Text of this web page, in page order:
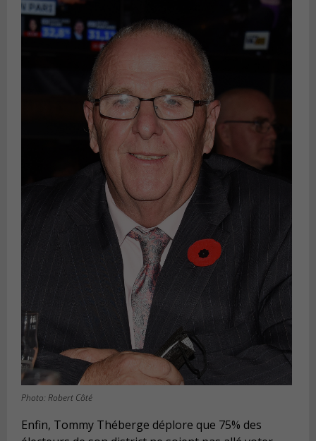
Photo: Robert Côté
Enfin, Tommy Théberge déplore que 75% des